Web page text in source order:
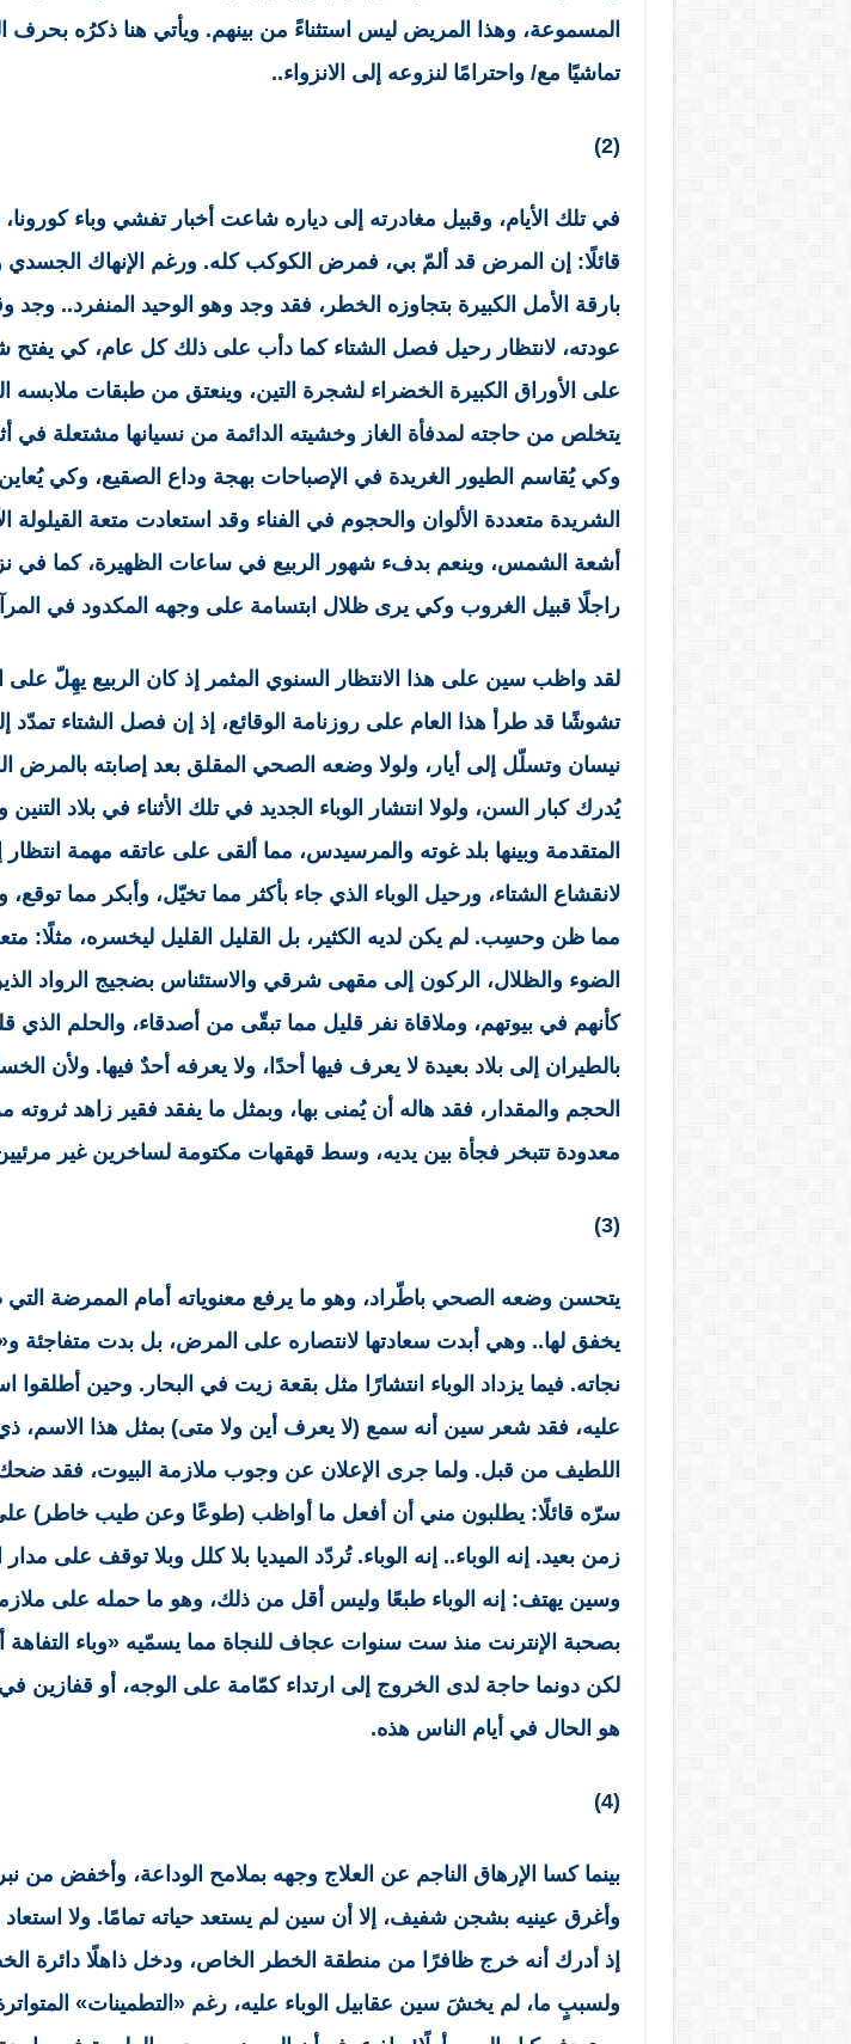
المسموعة، وهذا المريض ليس استثناءً من بينهم. ويأتي هنا ذكرُه
تماشيًا مع/ واحترامًا لنزوعه إلى الانزواء..
(2)
في تلك الأيام، وقبيل مغادرته إلى دياره شاعت أخبار تفشي وباء
قائلًا: إن المرض قد ألمّ بي، فمرض الكوكب كله. ورغم الإنهاك
بارقة الأمل الكبيرة بتجاوزه الخطر، فقد وجد وهو الوحيد المنفرد.. وجد
عودته، لانتظار رحيل فصل الشتاء كما دأب على ذلك كل عام، كي يفتح
على الأوراق الكبيرة الخضراء لشجرة التين، وينعتق من طبقات ملابسه
يتخلص من حاجته لمدفأة الغاز وخشيته الدائمة من نسيانها مشتعلة في
وكي يُقاسم الطيور الغريدة في الإصباحات بهجة وداع الصقيع، وكي
الشريدة متعددة الألوان والحجوم في الفناء وقد استعادت متعة القيلولة
أشعة الشمس، وينعم بدفء شهور الربيع في ساعات الظهيرة، كما في
راجلًا قبيل الغروب وكي يرى ظلال ابتسامة على وجهه المكدود في
لقد واظب سين على هذا الانتظار السنوي المثمر إذ كان الربيع يهِلّ على
تشوشًا قد طرأ هذا العام على روزنامة الوقائع، إذ إن فصل الشتاء تمدّد
نيسان وتسلّل إلى أيار، ولولا وضعه الصحي المقلق بعد إصابته بالمرض
يُدرك كبار السن، ولولا انتشار الوباء الجديد في تلك الأثناء في بلاد التنين
المتقدمة وبينها بلد غوته والمرسيدس، مما ألقى على عاتقه مهمة
لانقشاع الشتاء، ورحيل الوباء الذي جاء بأكثر مما تخيّل، وأبكر مما توقع،
مما ظن وحسِب. لم يكن لديه الكثير، بل القليل القليل ليخسره، مثلًا:
الضوء والظلال، الركون إلى مقهى شرقي والاستئناس بضجيج الرواد
كأنهم في بيوتهم، وملاقاة نفر قليل مما تبقّى من أصدقاء، والحلم الذي
بالطيران إلى بلاد بعيدة لا يعرف فيها أحدًا، ولا يعرفه أحدٌ فيها. ولأن
الحجم والمقدار، فقد هاله أن يُمنى بها، وبمثل ما يفقد فقير زاهد ثروته
معدودة تتبخر فجأة بين يديه، وسط قهقهات مكتومة لساخرين غير
(3)
يتحسن وضعه الصحي باطّراد، وهو ما يرفع معنوياته أمام الممرضة
يخفق لها.. وهي أبدت سعادتها لانتصاره على المرض، بل بدت متفاجئة
نجاته. فيما يزداد الوباء انتشارًا مثل بقعة زيت في البحار. وحين أطلقوا
عليه، فقد شعر سين أنه سمع (لا يعرف أين ولا متى) بمثل هذا الاسم، ذي
اللطيف من قبل. ولما جرى الإعلان عن وجوب ملازمة البيوت، فقد
سرّه قائلًا: يطلبون مني أن أفعل ما أواظب (طوعًا وعن طيب خاطر)
زمن بعيد. إنه الوباء.. إنه الوباء. تُردّد الميديا بلا كلل وبلا توقف على مدار
وسين يهتف: إنه الوباء طبعًا وليس أقل من ذلك، وهو ما حمله على
بصحبة الإنترنت منذ ست سنوات عجاف للنجاة مما يسمّيه «وباء التفاهة
لكن دونما حاجة لدى الخروج إلى ارتداء كمّامة على الوجه، أو قفازين
هو الحال في أيام الناس هذه.
(4)
بينما كسا الإرهاق الناجم عن العلاج وجهه بملامح الوداعة، وأخفض من
وأغرق عينيه بشجن شفيف، إلا أن سين لم يستعد حياته تمامًا. ولا
إذ أدرك أنه خرج ظافرًا من منطقة الخطر الخاص، ودخل ذاهلًا دائرة
ولسببٍ ما، لم يخشَ سين عقابيل الوباء عليه، رغم «التطمينات» المتواترة